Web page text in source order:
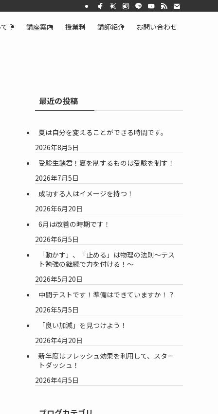
？ 講座案内 授業料 講師紹介 お問い合わせ
最近の投稿
夏は自分を変えることができる時間です。
2026年8月5日
受験生諸君！夏を制するものは受験を制す！
2026年7月5日
成功する人はイメージを持つ！
2026年6月20日
6月は改善の時期です！
2026年6月5日
「動かす」、「止める」は物理の法則～テス
ト勉強の継続で力を付ける！～
2026年5月20日
中間テストです！準備はできていますか！？
2026年5月5日
「良い加減」を見つけよう！
2026年4月20日
新年度はフレッシュ効果を利用して、スター
トダッシュ！
2026年4月5日